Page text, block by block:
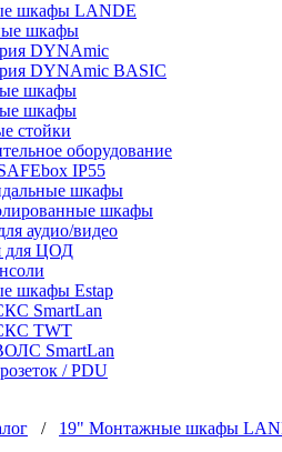
шкафы LANDE
шкафы
DYNAmic
DYNAmic BASIC
шкафы
шкафы
стойки
оборудование
IP55
шкафы
шкафы
аудио/видео
для ЦОД
шкафы Estap
SmartLan
TWT
SmartLan
/ PDU
/ 19" Монтажные шкафы